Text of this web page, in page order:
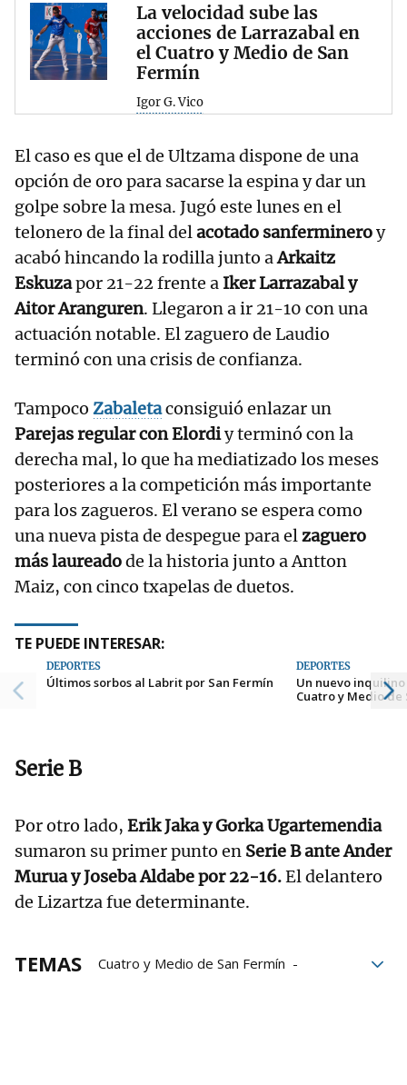
La velocidad sube las
acciones de Larrazabal en
el Cuatro y Medio de San
Fermín
Igor G. Vico
El caso es que el de Ultzama dispone de una
opción de oro para sacarse la espina y dar un
golpe sobre la mesa. Jugó este lunes en el
telonero de la final delacotado sanfermineroy
acabó hincando la rodilla junto aArkaitz
Eskuzapor 21-22 frente a Iker Larrazabal y
Aitor Aranguren. Llegaron a ir 21-10 con una
actuación notable. El zaguero de Laudio
terminó con una crisis de confianza.
Tampoco Zabaletaconsiguió enlazar un
Parejas regular con Elordiy terminó con la
derecha mal, lo que ha mediatizado los meses
posteriores a la competición más importante
para los zagueros. El verano se espera como
una nueva pista de despegue para elzaguero
más laureadode la historia junto a Antton
Maiz, con cinco txapelas de duetos.
TE PUEDE INTERESAR:
DEPORTES
Últimos sorbos al Labrit por San Fermín
DEPORTES
Un nuevo
Cuatro y Medio de
Serie B
Por otro lado, Erik Jaka y Gorka Ugartemendia
sumaron su primer punto en Serie B ante Ander
Murua y Joseba Aldabe por 22-16.El delantero
de Lizartza fue determinante.
TEMAS
Cuatro y Medio de San Fermín